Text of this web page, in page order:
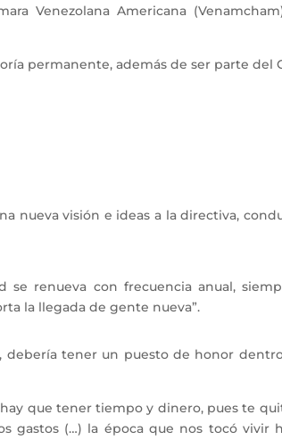
Venezolana Americana
permanente, además de ser parte
nueva visión e ideas a la directiva,
renueva con frecuencia anual,
la llegada de gente nueva”.
debería tener un puesto de honor
que tener tiempo y dinero, pues te
gastos (…) la época que nos tocó vivir